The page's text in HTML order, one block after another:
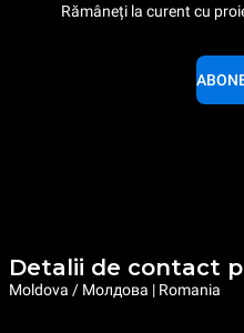
Rămâneți la curent cu
Detalii de contact
Moldova / Молдова | Romania